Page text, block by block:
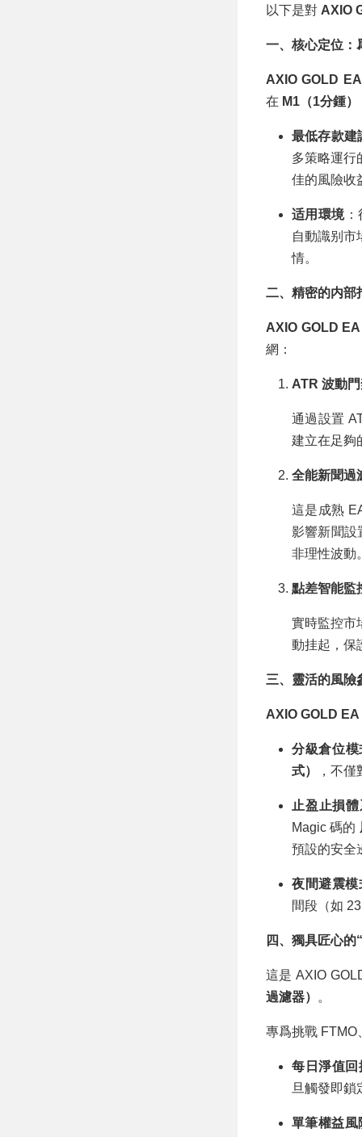
以下是對 AXIO
一、核心定位：
AXIO GOLD EA
在 M1（1分鍾）
最低存款建
多策略運行
佳的風險收
适用環境：
自動識别市
情。
二、精密的内部
AXIO GOLD EA
網：
ATR 波動
通過設置
建立在足夠
全能新聞過
這是成熟
影響新聞設
非理性波動
點差智能監
實時監控市
動挂起，保
三、靈活的風險
AXIO GOLD EA
分級倉位模
式）
，不
止盈止損
Magic 碼的
預設的安全
夜間避震模
間段（如
四、獨具匠心的
這是 AXIO
過濾器）
。
專爲挑戰 FTMO
每日淨值回
旦觸發即鎖
單筆權益風